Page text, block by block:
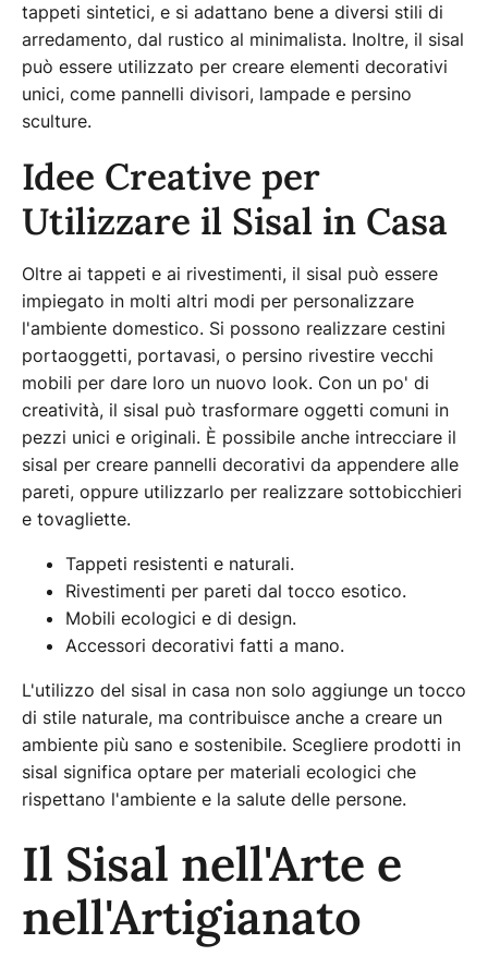
tappeti sintetici, e si adattano bene a diversi stili di
arredamento, dal rustico al minimalista. Inoltre, il sisal
può essere utilizzato per creare elementi decorativi
unici, come pannelli divisori, lampade e persino
sculture.
Idee Creative per
Utilizzare il Sisal in Casa
Oltre ai tappeti e ai rivestimenti, il sisal può essere
impiegato in molti altri modi per personalizzare
l'ambiente domestico. Si possono realizzare cestini
portaoggetti, portavasi, o persino rivestire vecchi
mobili per dare loro un nuovo look. Con un po' di
creatività, il sisal può trasformare oggetti comuni in
pezzi unici e originali. È possibile anche intrecciare il
sisal per creare pannelli decorativi da appendere alle
pareti, oppure utilizzarlo per realizzare sottobicchieri
e tovagliette.
Tappeti resistenti e naturali.
Rivestimenti per pareti dal tocco esotico.
Mobili ecologici e di design.
Accessori decorativi fatti a mano.
L'utilizzo del sisal in casa non solo aggiunge un tocco
di stile naturale, ma contribuisce anche a creare un
ambiente più sano e sostenibile. Scegliere prodotti in
sisal significa optare per materiali ecologici che
rispettano l'ambiente e la salute delle persone.
Il Sisal nell'Arte e
nell'Artigianato